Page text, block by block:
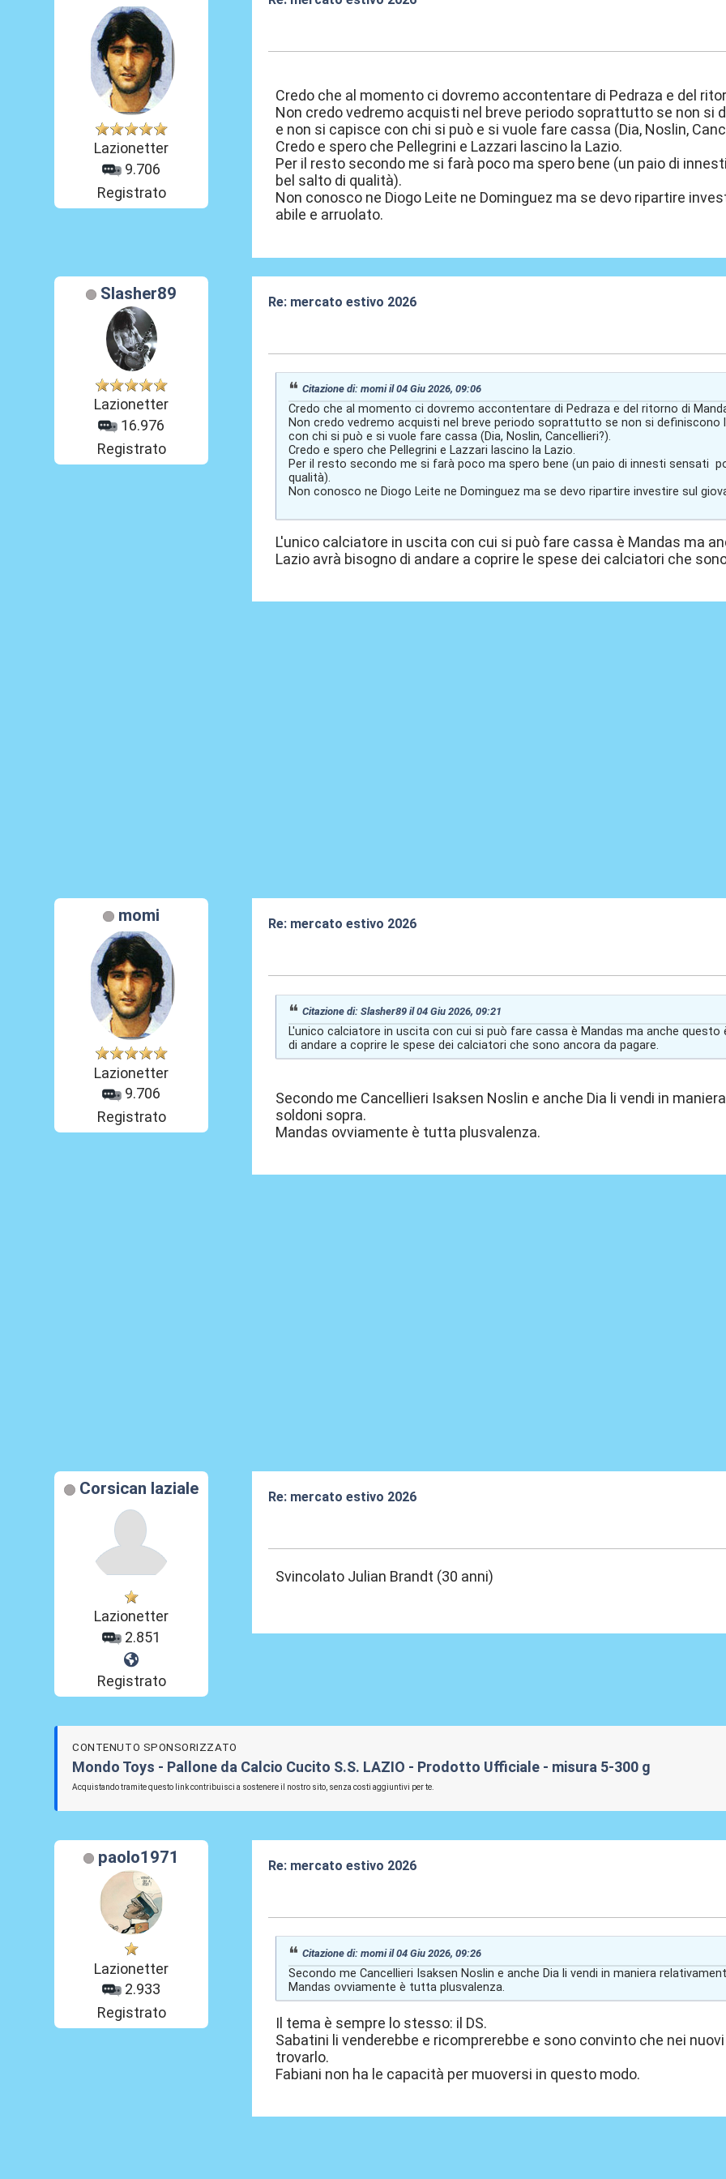
Lazionetter
9.706
Registrato
Credo che al momento ci dovremo accontentare di Pedraza e del
Non credo vedremo acquisti nel breve periodo soprattutto se non si
e non si capisce con chi si può e si vuole fare cassa (Dia, Noslin,
Credo e spero che Pellegrini e Lazzari lascino la Lazio.
Per il resto secondo me si farà poco ma spero bene (un paio di
bel salto di qualità).
Non conosco ne Diogo Leite ne Dominguez ma se devo ripartire
abile e arruolato.
Slasher89
Lazionetter
16.976
Registrato
Re: mercato estivo 2026
Citazione di: momi il 04 Giu 2026, 09:06
Credo che al momento ci dovremo accontentare di Pedraza e del ritorno di
Non credo vedremo acquisti nel breve periodo soprattutto se non si definiscono
con chi si può e si vuole fare cassa (Dia, Noslin, Cancellieri?).
Credo e spero che Pellegrini e Lazzari lascino la Lazio.
Per il resto secondo me si farà poco ma spero bene (un paio di innesti sensati
qualità).
Non conosco ne Diogo Leite ne Dominguez ma se devo ripartire investire sul
L'unico calciatore in uscita con cui si può fare cassa è Mandas ma
Lazio avrà bisogno di andare a coprire le spese dei calciatori che
momi
Lazionetter
9.706
Registrato
Re: mercato estivo 2026
Citazione di: Slasher89 il 04 Giu 2026, 09:21
L'unico calciatore in uscita con cui si può fare cassa è Mandas ma anche
di andare a coprire le spese dei calciatori che sono ancora da pagare.
Secondo me Cancellieri Isaksen Noslin e anche Dia li vendi in
soldoni sopra.
Mandas ovviamente è tutta plusvalenza.
Corsican laziale
Lazionetter
2.851
Registrato
Re: mercato estivo 2026
Svincolato Julian Brandt (30 anni)
CONTENUTO SPONSORIZZATO
Mondo Toys - Pallone da Calcio Cucito S.S. LAZIO - Prodotto Ufficiale - misura 5-300 g
Acquistando tramite questo link contribuisci a sostenere il nostro sito, senza costi aggiuntivi per te.
paolo1971
Lazionetter
2.933
Registrato
Re: mercato estivo 2026
Citazione di: momi il 04 Giu 2026, 09:26
Secondo me Cancellieri Isaksen Noslin e anche Dia li vendi in maniera
Mandas ovviamente è tutta plusvalenza.
Il tema è sempre lo stesso: il DS.
Sabatini li venderebbe e ricomprerebbe e sono convinto che nei
trovarlo.
Fabiani non ha le capacità per muoversi in questo modo.